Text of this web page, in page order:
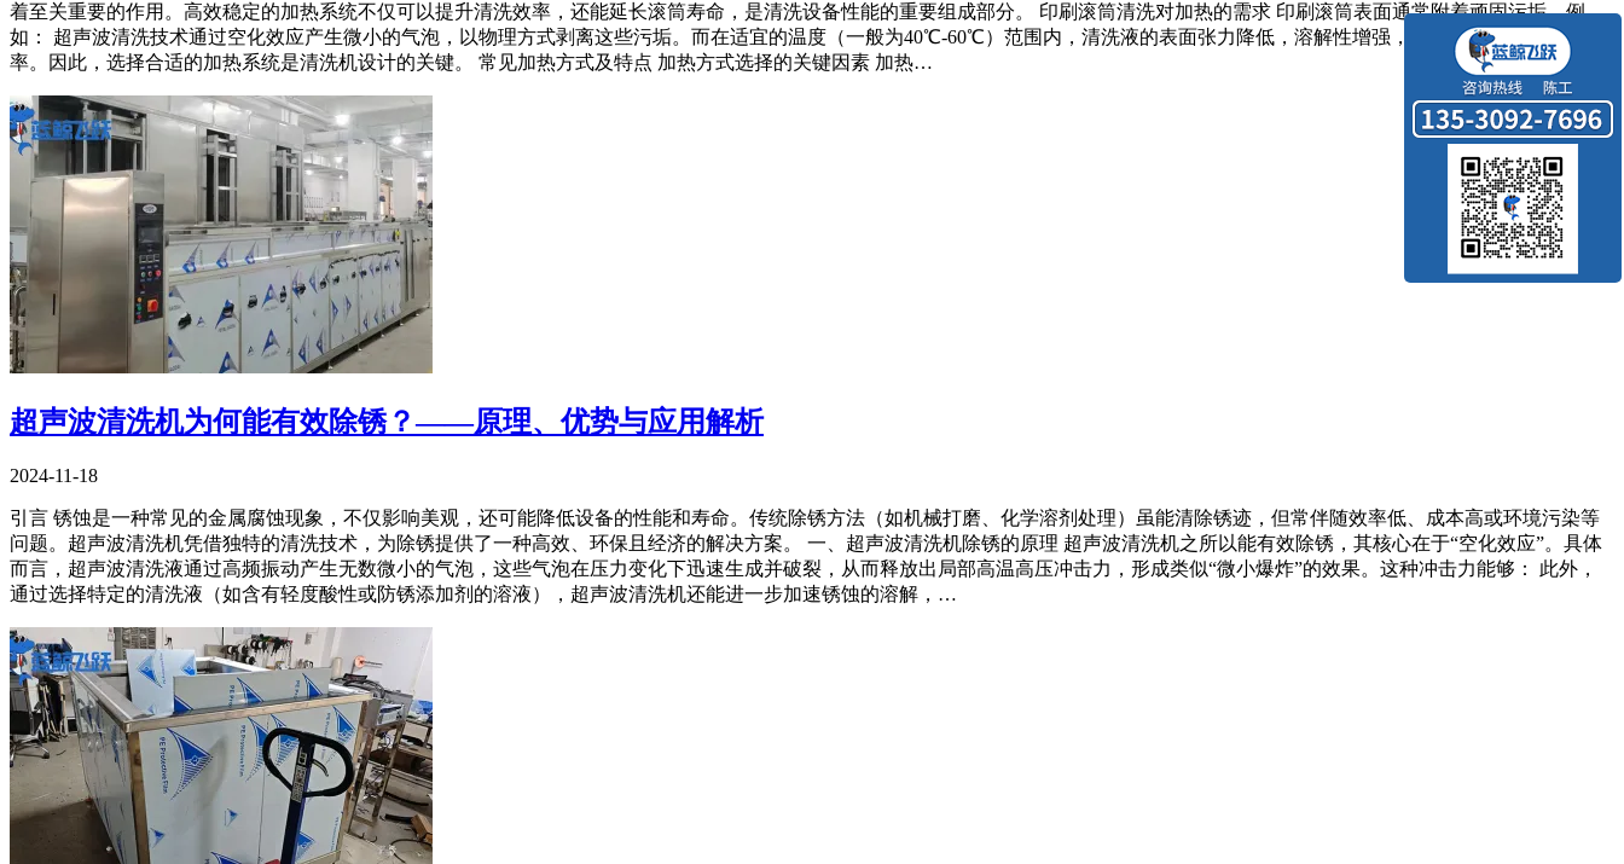
着至关重要的作用。高效稳定的加热系统不仅可以提升清洗效率，还能延长滚筒寿命，是清洗设备性能的重要组成部分。 印刷滚筒清洗对加热的需求 印刷滚筒表面通常附着顽固污垢，例
如： 超声波清洗技术通过空化效应产生微小的气泡，以物理方式剥离这些污垢。而在适宜的温度（一般为40℃-60℃）范围内，清洗液的表面张力降低，溶解性增强，从而显著提高清洗效
率。因此，选择合适的加热系统是清洗机设计的关键。 常见加热方式及特点 加热方式选择的关键因素 加热…
超声波清洗机为何能有效除锈？——原理、优势与应用解析
2024-11-18
引言 锈蚀是一种常见的金属腐蚀现象，不仅影响美观，还可能降低设备的性能和寿命。传统除锈方法（如机械打磨、化学溶剂处理）虽能清除锈迹，但常伴随效率低、成本高或环境污染等
问题。超声波清洗机凭借独特的清洗技术，为除锈提供了一种高效、环保且经济的解决方案。 一、超声波清洗机除锈的原理 超声波清洗机之所以能有效除锈，其核心在于“空化效应”。具体
而言，超声波清洗液通过高频振动产生无数微小的气泡，这些气泡在压力变化下迅速生成并破裂，从而释放出局部高温高压冲击力，形成类似“微小爆炸”的效果。这种冲击力能够： 此外，
通过选择特定的清洗液（如含有轻度酸性或防锈添加剂的溶液），超声波清洗机还能进一步加速锈蚀的溶解，…